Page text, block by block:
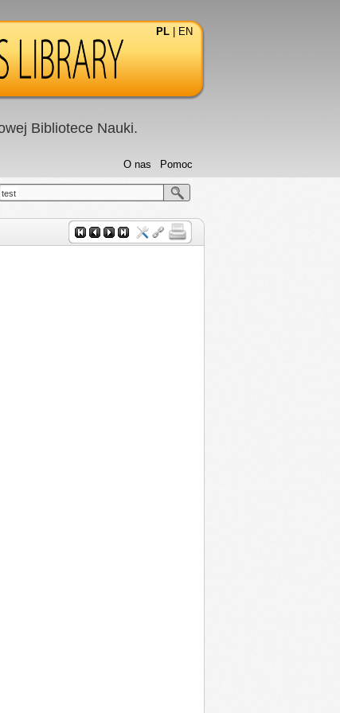
PL EN
Bibliotece Nauki.
Pomoc
O nas
test